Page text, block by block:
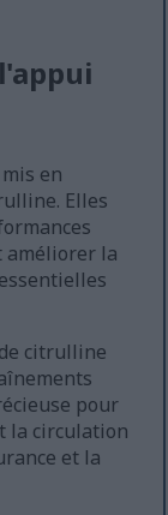
en
Elles
améliorer la
citrulline
pour
la circulation
et la